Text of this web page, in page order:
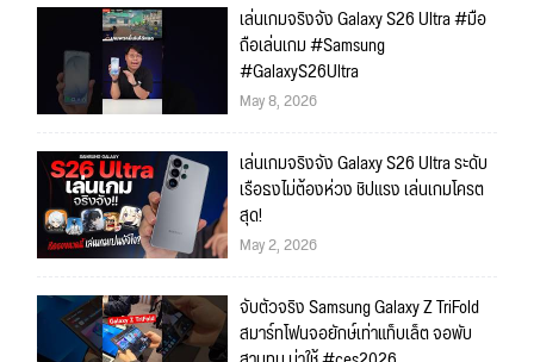
เล่นเกมจริงจัง Galaxy S26 Ultra #มือ
ถือเล่นเกม #Samsung
#GalaxyS26Ultra
May 8, 2026
เล่นเกมจริงจัง Galaxy S26 Ultra ระดับ
เรือธงไม่ต้องห่วง ชิปแรง เล่นเกมโครต
สุด!
May 2, 2026
จับตัวจริง Samsung Galaxy Z TriFold
สมาร์ทโฟนจอยักษ์เท่าแท็บเล็ต จอพับ